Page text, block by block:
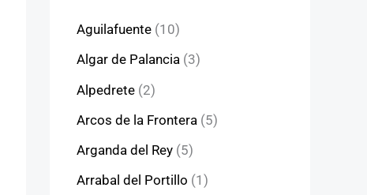
Aguilafuente (10)
Algar de Palancia (3)
Alpedrete (2)
Arcos de la Frontera (5)
Arganda del Rey (5)
Arrabal del Portillo (1)